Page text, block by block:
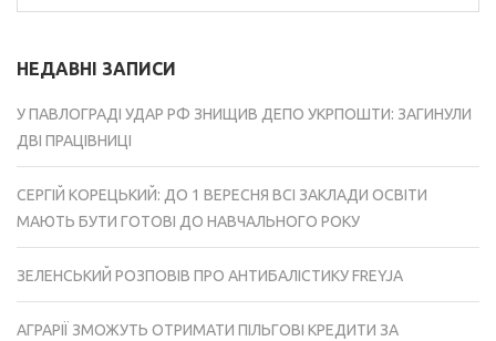
НЕДАВНІ ЗАПИСИ
У ПАВЛОГРАДІ УДАР РФ ЗНИЩИВ ДЕПО УКРПОШТИ: ЗАГИНУЛИ
ДВІ ПРАЦІВНИЦІ
СЕРГІЙ КОРЕЦЬКИЙ: ДО 1 ВЕРЕСНЯ ВСІ ЗАКЛАДИ ОСВІТИ
МАЮТЬ БУТИ ГОТОВІ ДО НАВЧАЛЬНОГО РОКУ
ЗЕЛЕНСЬКИЙ РОЗПОВІВ ПРО АНТИБАЛІСТИКУ FREYJA
АГРАРІЇ ЗМОЖУТЬ ОТРИМАТИ ПІЛЬГОВІ КРЕДИТИ ЗА